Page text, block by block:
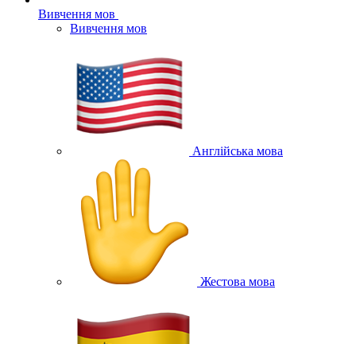
Вивчення мов
Вивчення мов
Англійська мова
Жестова мова